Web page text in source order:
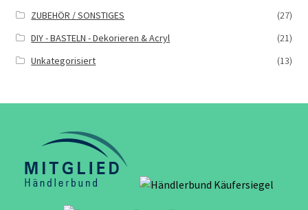
ZUBEHÖR / SONSTIGES
(27)
DIY - BASTELN - Dekorieren & Acryl
(21)
Unkategorisiert
(13)